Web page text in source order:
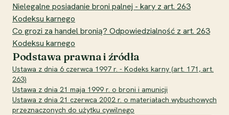
Nielegalne posiadanie broni palnej - kary z art. 263
Kodeksu karnego
Co grozi za handel bronią? Odpowiedzialność z art. 263
Kodeksu karnego
Podstawa prawna i źródła
Ustawa z dnia 6 czerwca 1997 r. - Kodeks karny (art. 171, art.
263)
Ustawa z dnia 21 maja 1999 r. o broni i amunicji
Ustawa z dnia 21 czerwca 2002 r. o materiałach wybuchowych
przeznaczonych do użytku cywilnego